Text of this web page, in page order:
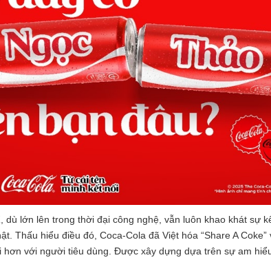
dù lớn lên trong thời đại công nghệ, vẫn luôn khao khát sự
Thấu hiểu điều đó, Coca-Cola đã Việt hóa “Share A Coke”
hơn với người tiêu dùng. Được xây dựng dựa trên sự am